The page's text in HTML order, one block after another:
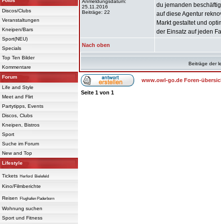
Discos/Clubs
Veranstaltungen
Kneipen/Bars
Sport(NEU)
Specials
Top Ten Bilder
Kommentare
Forum
Life and Style
Meet and Flirt
Partytipps, Events
Discos, Clubs
Kneipen, Bistros
Sport
Suche im Forum
New and Top
Lifestyle
Tickets Herford Bielefeld
Kino/Filmberichte
Reisen Flughafen Paderborn
Wohnung suchen
Sport und Fitness
Anmeldungsdatum:
25.11.2016
Beiträge: 22
du jemanden
auf diese Agentur
Markt gestaltet und
der Einsatz auf jeden
Nach oben
Beiträge der
www.owl-go.de Foren-
Seite 1 von 1